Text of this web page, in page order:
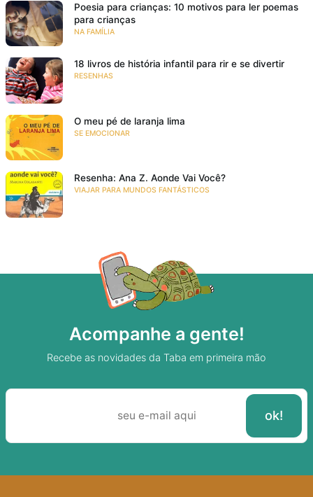
Poesia para crianças: 10 motivos para ler poemas
para crianças
NA FAMÍLIA
18 livros de história infantil para rir e se divertir
RESENHAS
O meu pé de laranja lima
SE EMOCIONAR
Resenha: Ana Z. Aonde Vai Você?
VIAJAR PARA MUNDOS FANTÁSTICOS
Acompanhe a gente!
Recebe as novidades da Taba em primeira mão